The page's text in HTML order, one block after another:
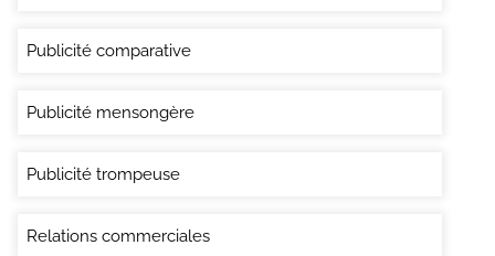
Publicité comparative
Publicité mensongère
Publicité trompeuse
Relations commerciales